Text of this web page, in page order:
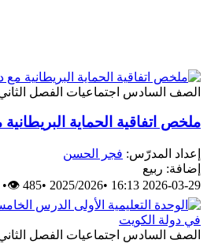
الصف السادس اجتماعيات الفصل الثاني
ملخص اتفاقية الحماية
إعداد المدرّس: فجر الحسن
إضافة: ربيع
2026-03-29 16:13
•
2025/2026
•
•👁 485
الصف السادس اجتماعيات الفصل الثاني